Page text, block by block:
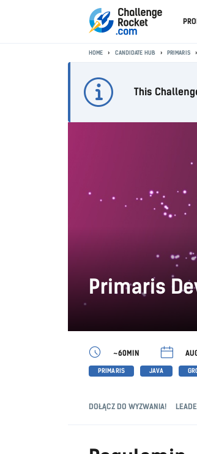
HOME CANDIDATE HUB PRIMARIS
This
Primaris
~60MIN
PRIMARIS JAVA
DOŁĄCZ DO WYZWANIA!